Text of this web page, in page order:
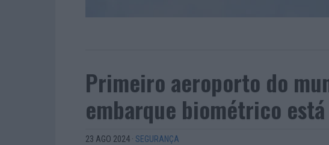
Primeiro aeroporto do
embarque biométrico
23 AGO 2024 · SEGURANÇA